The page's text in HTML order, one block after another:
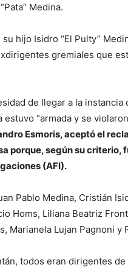
Medina.
hijo Isidro “El Pulty”
gremiales que
de llegar a la
estuvo “armada y se
Esmoris, aceptó el
porque, según su criterio,
(AFI).
Pablo Medina, Cristián
Homs, Liliana Beatriz
Marianela Lujan Pagnoni y
todos eran dirigentes